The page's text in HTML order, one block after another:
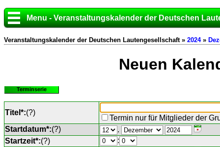
Menu - Veranstaltungskalender der Deutschen
Veranstaltungskalender der Deutschen Lautengesellschaft » 2024»
Neuen
Terminserie
Titel*:(?)
Termin nur für Mitglieder der
Startdatum*:(?)
.
Startzeit*:(?)
: